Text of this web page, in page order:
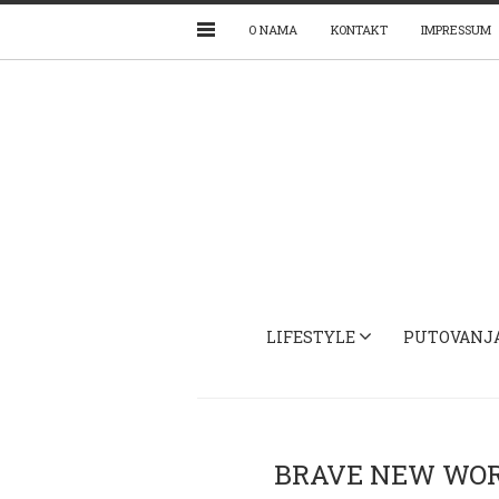
O NAMA KONTAKT IMPRESSUM
LIFESTYLE
BRAVE NEW